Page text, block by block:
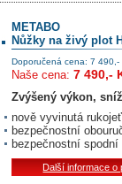
METABO
Nůžky na živý plot
Doporučená cena: 7 490,-
Naše cena: 7 490,-
Zvýšený výkon,
nově vyvinutá
bezpečnostní
bezpečnostní spodní
Další informace o